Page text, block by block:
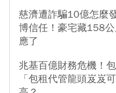
慈濟遭詐騙10億怎麼
博信任！豪宅藏158
應了
兆基百億財務危機！
「包租代管龍頭岌岌